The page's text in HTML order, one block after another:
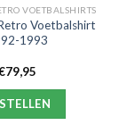
VOETBALSHIRTS
Voetbalshirt
1993
79,95